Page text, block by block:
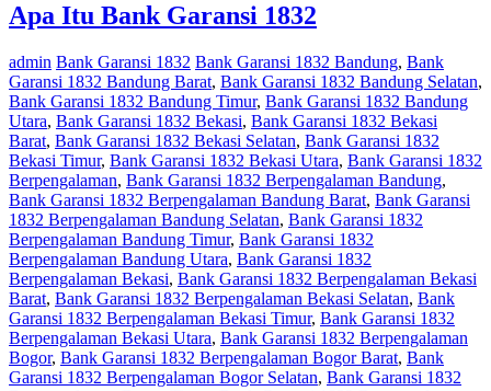
Apa Itu Bank Garansi 1832
admin Bank Garansi 1832 Bank Garansi 1832 Bandung, Bank
Garansi 1832 Bandung Barat, Bank Garansi 1832 Bandung Selatan,
Bank Garansi 1832 Bandung Timur, Bank Garansi 1832 Bandung
Utara, Bank Garansi 1832 Bekasi, Bank Garansi 1832 Bekasi
Barat, Bank Garansi 1832 Bekasi Selatan, Bank Garansi 1832
Bekasi Timur, Bank Garansi 1832 Bekasi Utara, Bank Garansi 1832
Berpengalaman, Bank Garansi 1832 Berpengalaman Bandung,
Bank Garansi 1832 Berpengalaman Bandung Barat, Bank Garansi
1832 Berpengalaman Bandung Selatan, Bank Garansi 1832
Berpengalaman Bandung Timur, Bank Garansi 1832
Berpengalaman Bandung Utara, Bank Garansi 1832
Berpengalaman Bekasi, Bank Garansi 1832 Berpengalaman Bekasi
Barat, Bank Garansi 1832 Berpengalaman Bekasi Selatan, Bank
Garansi 1832 Berpengalaman Bekasi Timur, Bank Garansi 1832
Berpengalaman Bekasi Utara, Bank Garansi 1832 Berpengalaman
Bogor, Bank Garansi 1832 Berpengalaman Bogor Barat, Bank
Garansi 1832 Berpengalaman Bogor Selatan, Bank Garansi 1832